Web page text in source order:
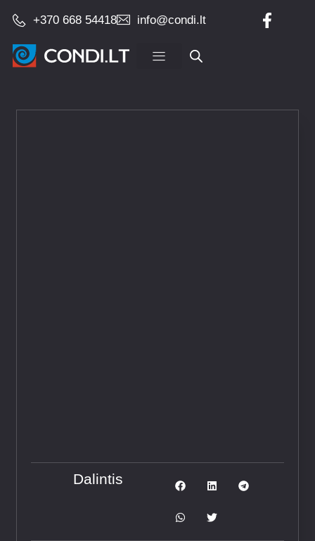
+370 668 54418 info@condi.lt
Dalintis